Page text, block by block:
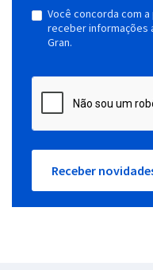
Você concorda com
receber informações
Gran.
Receber